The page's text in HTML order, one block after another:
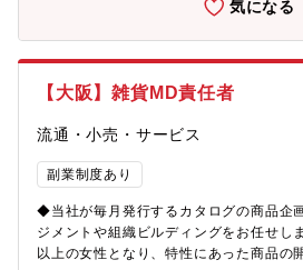
る。■年間および四半期、月次、５２週
捗に基づきマーチャンダイジング活動を
ーチャンダイジングに活かすとともに、
商品管理、商品構成、補充発注、販売促
ングに関する業務について、ストアアド
る。■お客さまのニーズの変化、新しい購
り、商品分類のあり方の研究に取り組み
る。■国内外における新ルート開発、既
廃について立案し、某グループの調達力
気になる
【大阪】雑貨MD責任者
流通・小売・サービス
副業制度あり
◆当社が毎月発行するカタログの商品企
ジメントや組織ビルディングをお任せし
以上の女性となり、特性にあった商品の